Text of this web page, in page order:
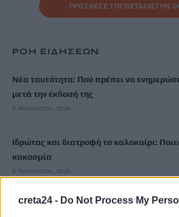
creta24 - Do Not Process My
ΠΡΟΣΘΕΣΕ ΤΟCRETA24ΣΤΗΝ
ΡΟΗ ΕΙΔΗΣΕΩΝ
Νέα ταυτότητα: Πού πρέπει να
μετά την έκδοσή της
6 Αυγούστου, 2026
Ιδρώτας και διατροφή το καλοκαίρι:
κακοσμία
6 Αυγούστου, 2026
Κάρτα Αγρότη: Τι αλλάζει από 28